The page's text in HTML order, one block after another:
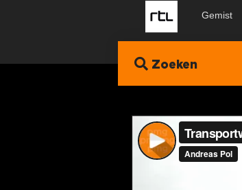
Gemist
Zoeken